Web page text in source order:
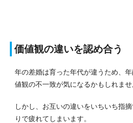
価値観の違いを認め合う
年の差婚は育った年代が違うため、
値観の不一致が気になるかもしれませ
しかし、お互いの違いをいちいち指
りで疲れてしまいます。